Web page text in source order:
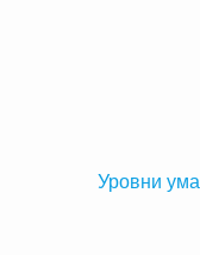
Уровни ума